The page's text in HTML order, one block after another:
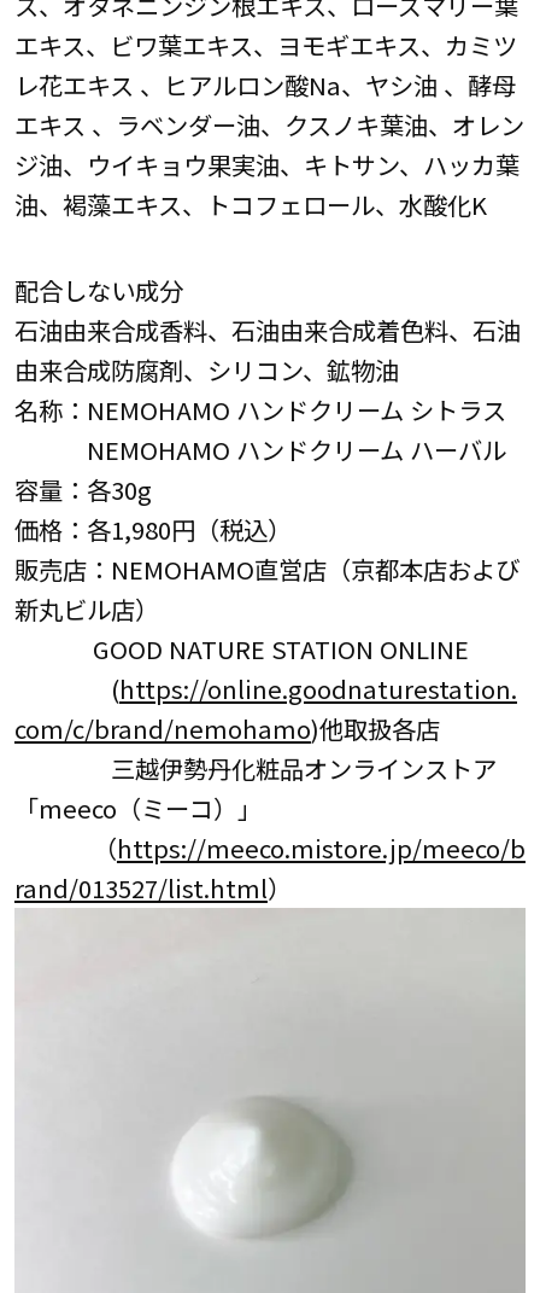
エキス、ビワ葉エキス、ヨモギエキス、カミツ
レ花エキス 、ヒアルロン酸Na、ヤシ油 、酵母
エキス 、ラベンダー油、クスノキ葉油、オレン
ジ油、ウイキョウ果実油、キトサン、ハッカ葉
油、褐藻エキス、トコフェロール、水酸化K
配合しない成分
石油由来合成香料、石油由来合成着色料、石油
由来合成防腐剤、シリコン、鉱物油
名称：NEMOHAMO ハンドクリーム シトラス
NEMOHAMO ハンドクリーム ハーバル
容量：各30g
価格：各1,980円（税込）
販売店：NEMOHAMO直営店（京都本店および
新丸ビル店）
GOOD NATURE STATION ONLINE
(https://online.goodnaturestation.
com/c/brand/nemohamo)他取扱各店
三越伊勢丹化粧品オンラインストア
「meeco（ミーコ）」
（https://meeco.mistore.jp/meeco/b
rand/013527/list.html）